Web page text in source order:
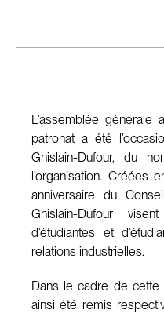
L’assemblée générale
patronat a été
Ghislain-Dufour, du
l’organisation. Créées
anniversaire du
Ghislain-Dufour
d’étudiantes et
relations industrielles.
Dans le cadre de cette
ainsi été remis